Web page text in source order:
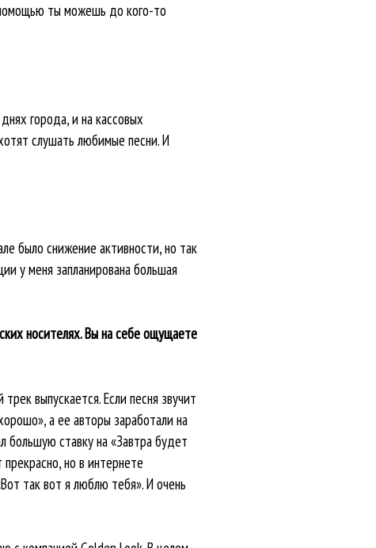
ты можешь до кого-то
города, и на кассовых
слушать любимые песни. И
было снижение активности, но так
у меня запланирована большая
носителях. Вы на себе ощущаете
выпускается. Если песня звучит
а ее авторы заработали на
большую ставку на «Завтра будет
но в интернете
так вот я люблю тебя». И очень